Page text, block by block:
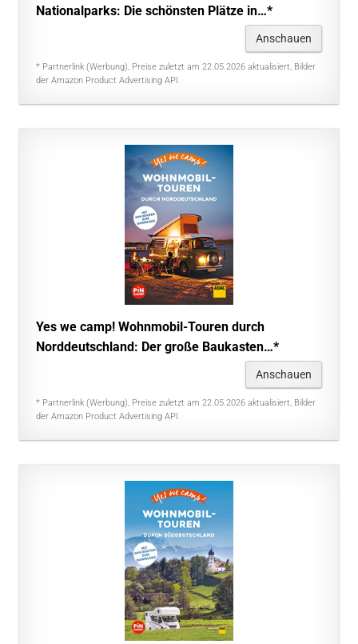
Nationalparks: Die schönsten Plätze in…*
Anschauen
* Partnerlink (Werbung), Preise zuletzt am 22.05.2026 aktualisiert, Bilder
der Amazon Product Advertising API
Yes we camp! Wohnmobil-Touren durch
Norddeutschland: Der große Baukasten…*
Anschauen
* Partnerlink (Werbung), Preise zuletzt am 22.05.2026 aktualisiert, Bilder
der Amazon Product Advertising API